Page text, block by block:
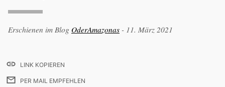
Erschienen im Blog OderAma­zonas - 11. März 2021
LINK KOPIEREN
PER MAIL EMPFEHLEN